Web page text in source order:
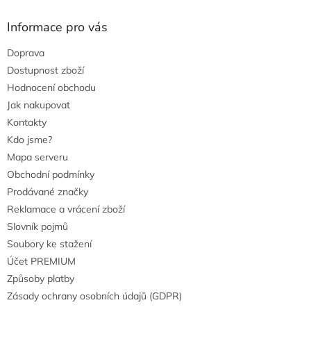
Informace pro vás
Doprava
Dostupnost zboží
Hodnocení obchodu
Jak nakupovat
Kontakty
Kdo jsme?
Mapa serveru
Obchodní podmínky
Prodávané značky
Reklamace a vrácení zboží
Slovník pojmů
Soubory ke stažení
Účet PREMIUM
Způsoby platby
Zásady ochrany osobních údajů (GDPR)